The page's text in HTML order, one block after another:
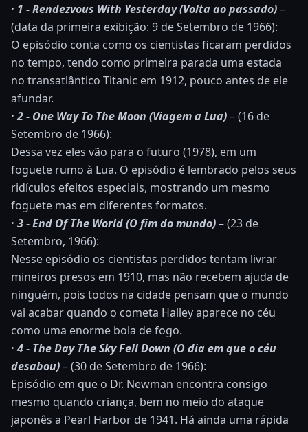
· 1 - Rendezvous With Yesterday (Volta ao passado)–
(data da primeira exibição: 9 de Setembro de 1966):
O episódio conta como os cientistas ficaram perdidos
no tempo, tendo como primeira parada uma estada
no transatlântico Titanic em 1912, pouco antes de ele
afundar.
· 2 - One Way To The Moon (Viagem a Lua)– (16 de
Setembro de 1966):
Dessa vez eles vão para o futuro (1978), em um
foguete rumo à Lua. O episódio é lembrado pelos seus
ridículos efeitos especiais, mostrando um mesmo
foguete mas em diferentes formatos.
· 3 - End Of The World (O fim do mundo)– (23 de
Setembro, 1966):
Nesse episódio os cientistas perdidos tentam livrar
mineiros presos em 1910, mas não recebem ajuda de
ninguém, pois todos na cidade pensam que o mundo
vai acabar quando o cometa Halley aparece no céu
como uma enorme bola de fogo.
· 4 - The Day The Sky Fell Down (O dia em que o céu
desabou)– (30 de Setembro de 1966):
Episódio em que o Dr. Newman encontra consigo
mesmo quando criança, bem no meio do ataque
japonês a Pearl Harbor de 1941. Há ainda uma rápida